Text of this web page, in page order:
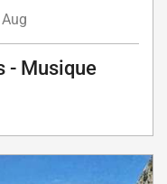
Aug
- Musique